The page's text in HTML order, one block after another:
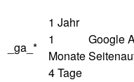
_ga_*
1 Jahr
1
Monate
4 Tage
Google